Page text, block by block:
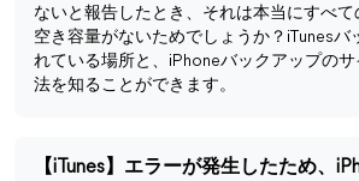
ないと報告したとき、それは本当にすべ
空き容量がないためでしょうか？iTunesバ
れている場所と、iPhoneバックアップの
法を知ることができます。